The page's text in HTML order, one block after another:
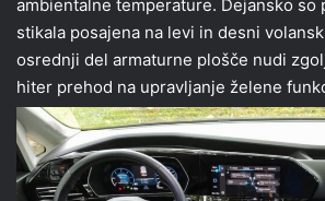
ambientalne temperature. Dejansko so
stikala posajena na levi in desni
osrednji del armaturne plošče nudi
hiter prehod na upravljanje želene